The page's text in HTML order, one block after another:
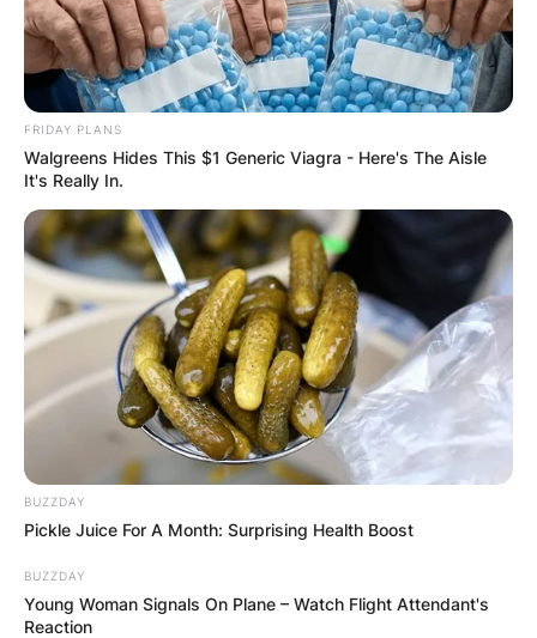
FRIDAY PLANS
Walgreens Hides This $1 Generic Viagra - Here's The Aisle
It's Really In.
BUZZDAY
Pickle Juice For A Month: Surprising Health Boost
BUZZDAY
Young Woman Signals On Plane – Watch Flight Attendant's
Reaction